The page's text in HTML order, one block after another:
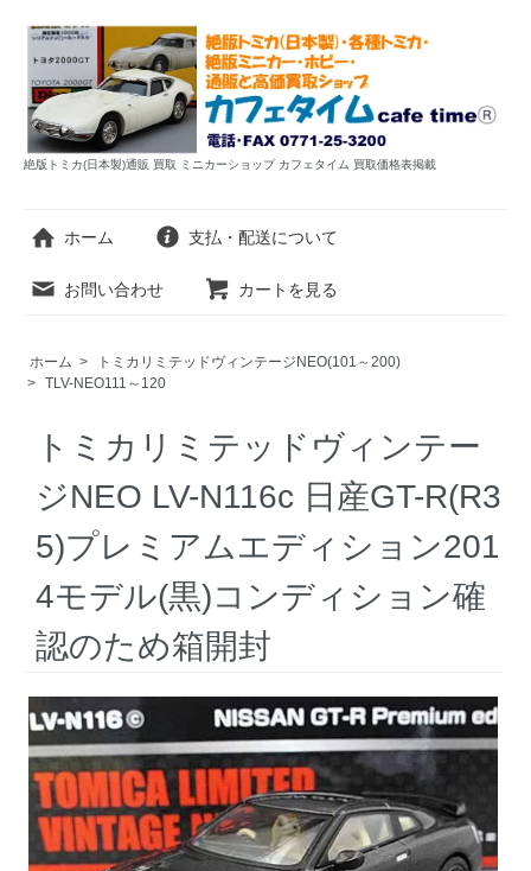
絶版トミカ(日本製)通販 買取 ミニカーショップ カフェタイム 買取価格表掲載
ホーム 支払・配送について
お問い合わせ カートを見る
ホーム >
トミカリミテッドヴィンテージNEO(101～200)
> TLV-NEO111～120
トミカリミテッドヴィンテー
ジNEO LV-N116c 日産GT-R(R3
5)プレミアムエディション201
4モデル(黒)コンディション確
認のため箱開封